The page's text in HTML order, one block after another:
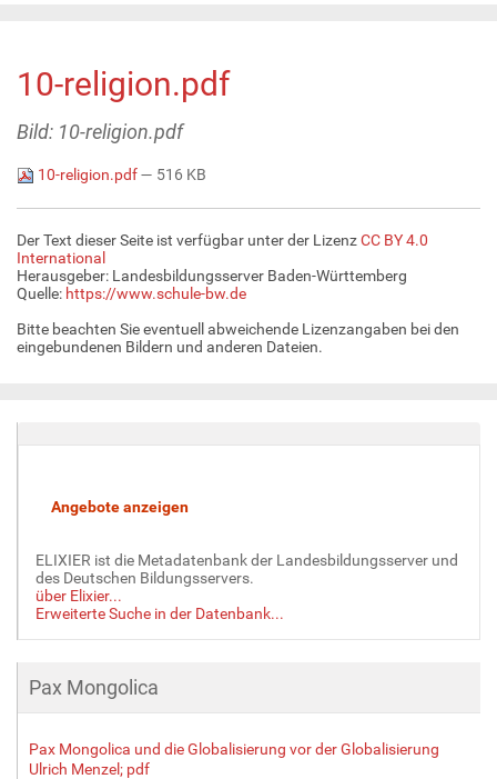
10-religion.pdf
Bild: 10-religion.pdf
10-religion.pdf— 516 KB
Der Text dieser Seite ist verfügbar unter der LizenzCC BY 4.0
International
Herausgeber: Landesbildungsserver Baden-Württemberg
Quelle: https://www.schule-bw.de
Bitte beachten Sie eventuell abweichende Lizenzangaben bei den
eingebundenen Bildern und anderen Dateien.
ELIXIER ist die Metadatenbank der Landesbildungsserver und
des Deutschen Bildungsservers.
über Elixier...
Erweiterte Suche in der Datenbank...
Pax Mongolica
Pax Mongolica und die Globalisierung vor der Globalisierung
Ulrich Menzel; pdf